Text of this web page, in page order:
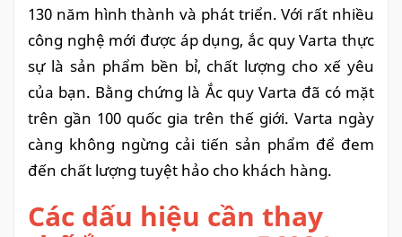
130 năm hình thành và phát triển. Với rất nhiều
công nghệ mới được áp dụng, ắc quy Varta thực
sự là sản phẩm bền bỉ, chất lượng cho xế yêu
của bạn. Bằng chứng là Ắc quy Varta đã có mặt
trên gần 100 quốc gia trên thế giới. Varta ngày
càng không ngừng cải tiến sản phẩm để đem
đến chất lượng tuyệt hảo cho khách hàng.
Các dấu hiệu cần thay